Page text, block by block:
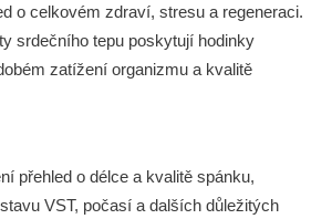
o celkovém zdraví, stresu a regeneraci.
srdečního tepu poskytují hodinky
zatížení organizmu a kvalitě
přehled o délce a kvalitě spánku,
VST, počasí a dalších důležitých